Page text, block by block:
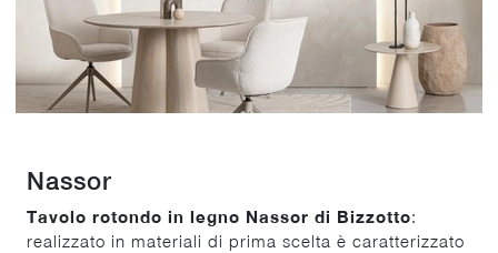
Nassor
Tavolo rotondo in legno Nassor di Bizzotto:
realizzato in materiali di prima scelta è caratterizzato